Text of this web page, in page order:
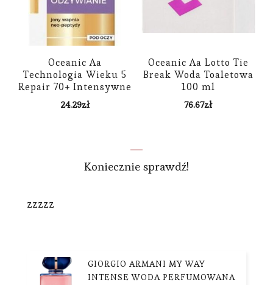
Oceanic Aa
Technologia Wieku 5
Repair 70+ Intensywne
Odżywianie Krem
Nawilżająco-Odżywczy
24.29zł
Oceanic Aa Lotto Tie
Break Woda Toaletowa
100 ml
76.67zł
Koniecznie sprawdź!
zzzzz
GIORGIO ARMANI MY WAY
INTENSE WODA PERFUMOWANA